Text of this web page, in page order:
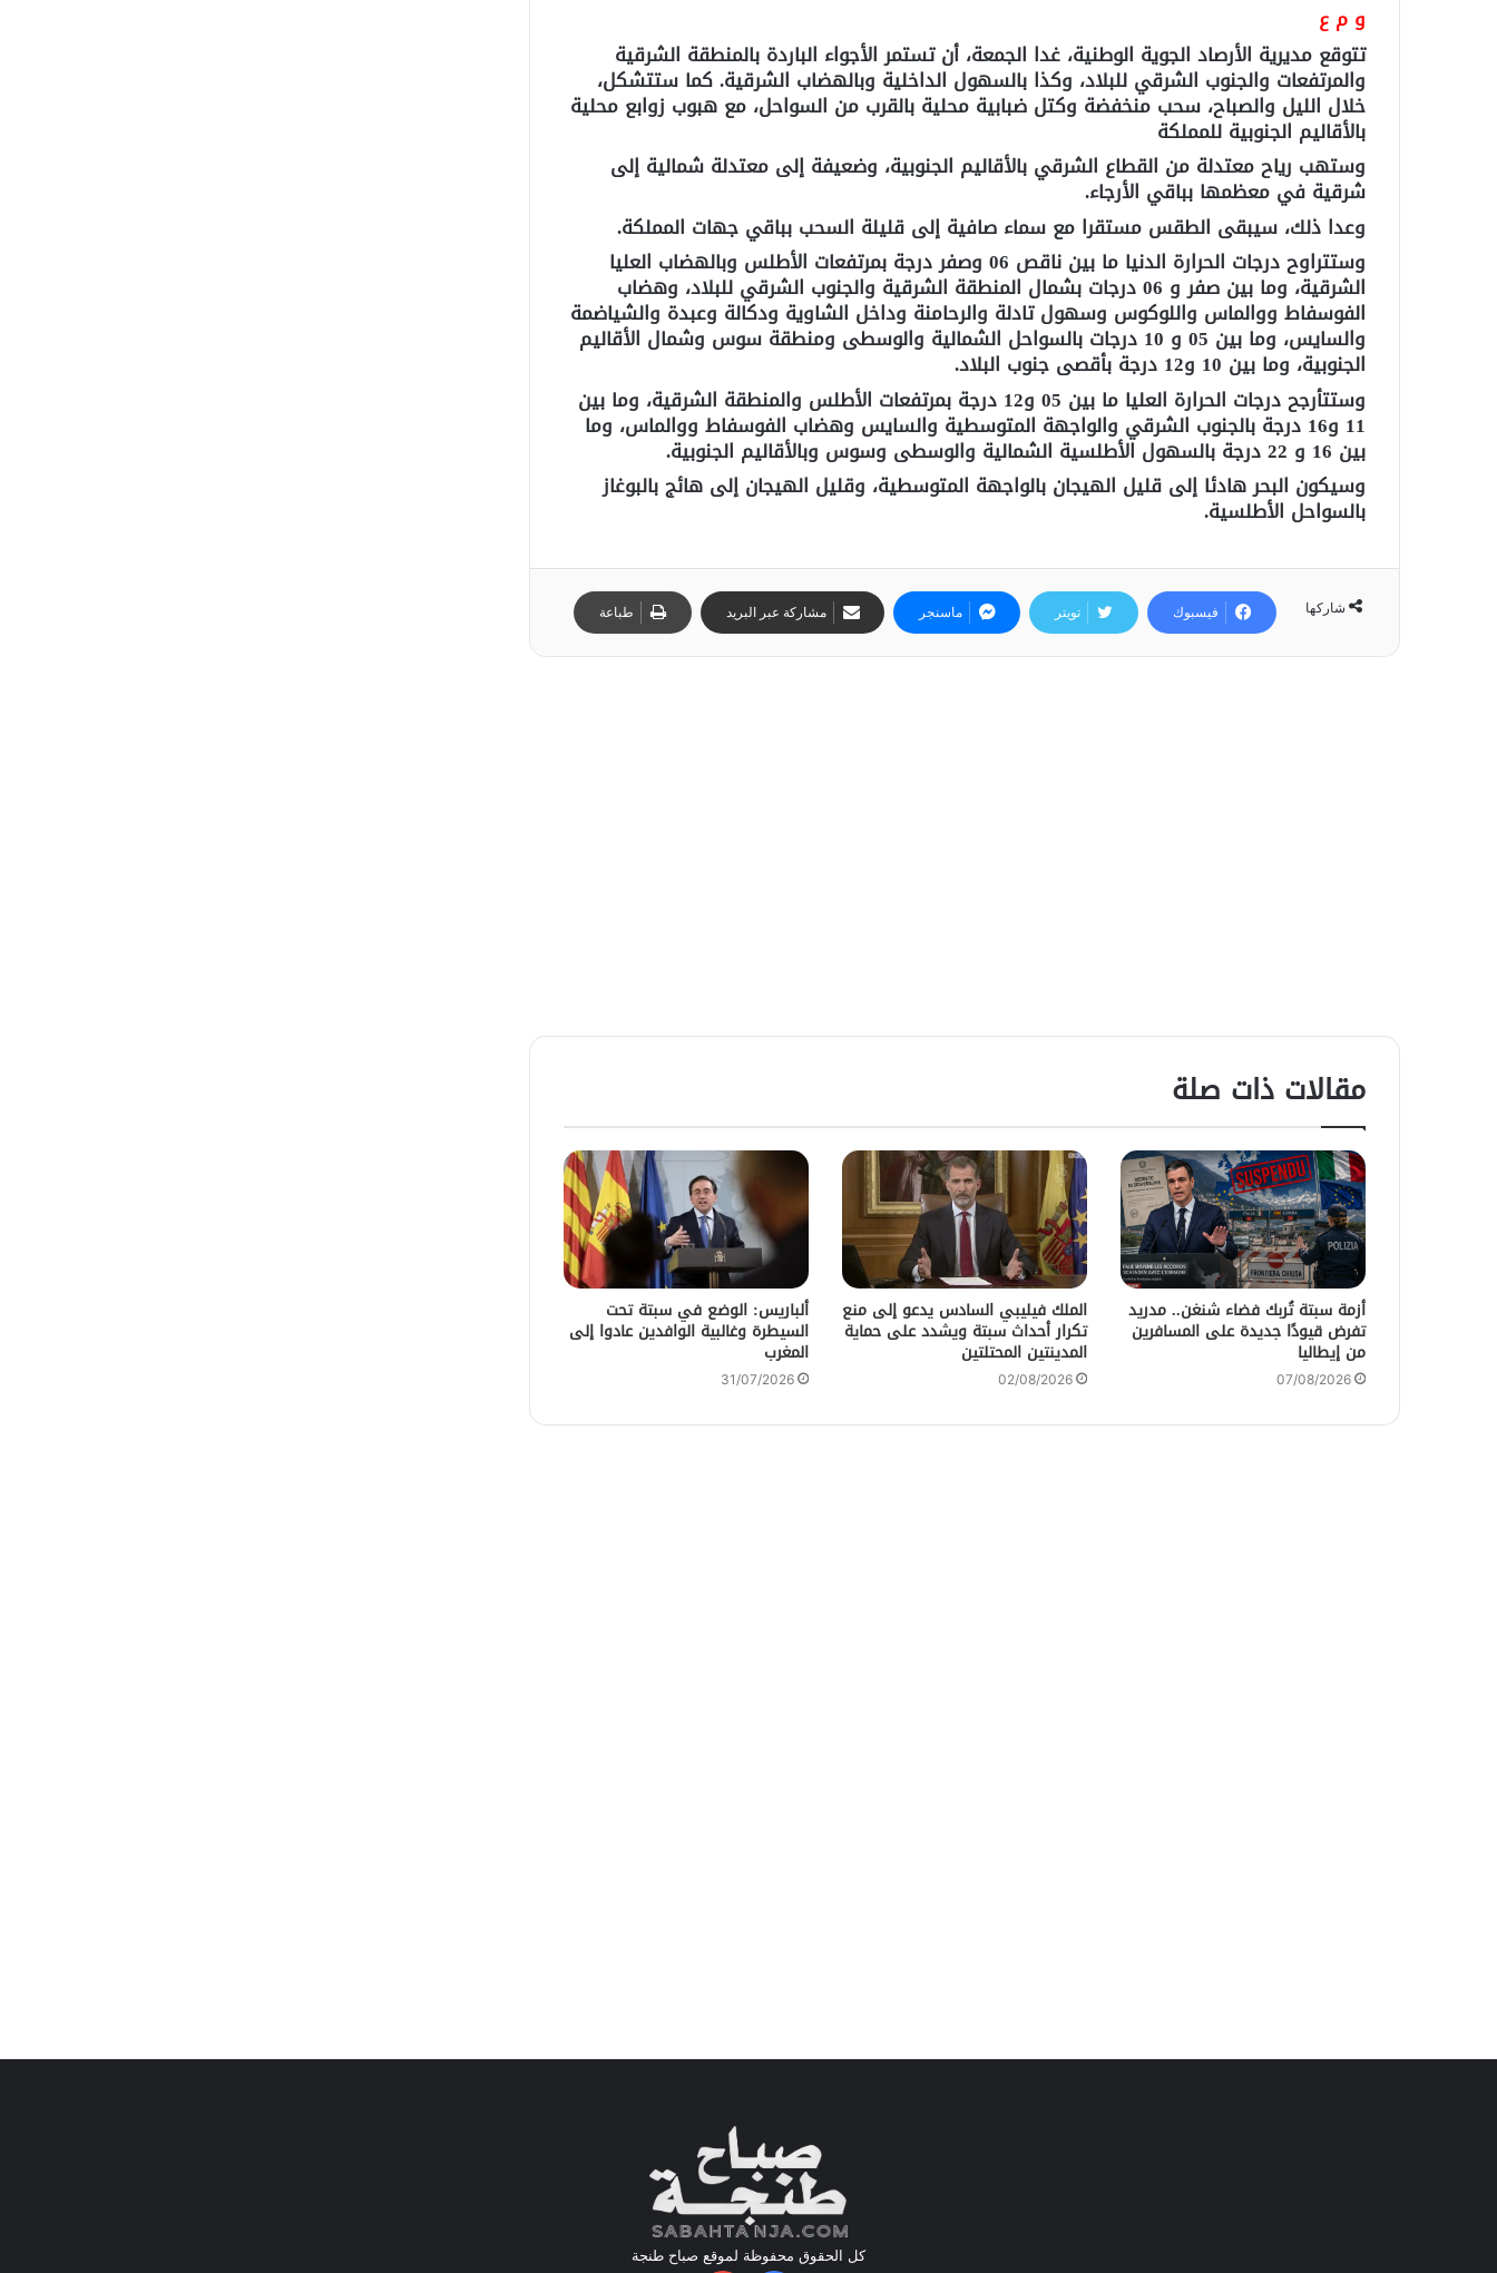
و م ع
تتوقع مديرية الأرصاد الجوية الوطنية، غدا الجمعة، أن تستمر الأجواء الباردة بالمنطقة الشرقية
والمرتفعات والجنوب الشرقي للبلاد، وكذا بالسهول الداخلية وبالهضاب الشرقية. كما ستتشكل،
خلال الليل والصباح، سحب منخفضة وكتل ضبابية محلية بالقرب من السواحل، مع هبوب زوابع محلية
بالأقاليم الجنوبية للمملكة
وستهب رياح معتدلة من القطاع الشرقي بالأقاليم الجنوبية، وضعيفة إلى معتدلة شمالية إلى
شرقية في معظمها بباقي الأرجاء.
وعدا ذلك، سيبقى الطقس مستقرا مع سماء صافية إلى قليلة السحب بباقي جهات المملكة.
وستتراوح درجات الحرارة الدنيا ما بين ناقص 06 وصفر درجة بمرتفعات الأطلس وبالهضاب العليا
الشرقية، وما بين صفر و 06 درجات بشمال المنطقة الشرقية والجنوب الشرقي للبلاد، وهضاب
الفوسفاط ووالماس واللوكوس وسهول تادلة والرحامنة وداخل الشاوية ودكالة وعبدة والشياضمة
والسايس، وما بين 05 و 10 درجات بالسواحل الشمالية والوسطى ومنطقة سوس وشمال الأقاليم
الجنوبية، وما بين 10 و12 درجة بأقصى جنوب البلاد.
وستتأرجح درجات الحرارة العليا ما بين 05 و12 درجة بمرتفعات الأطلس والمنطقة الشرقية، وما بين
11 و16 درجة بالجنوب الشرقي والواجهة المتوسطية والسايس وهضاب الفوسفاط ووالماس، وما
بين 16 و 22 درجة بالسهول الأطلسية الشمالية والوسطى وسوس وبالأقاليم الجنوبية.
وسيكون البحر هادئا إلى قليل الهيجان بالواجهة المتوسطية، وقليل الهيجان إلى هائج بالبوغاز
بالسواحل الأطلسية.
شاركها فيسبوك تويتر ماسنجر مشاركة عبر البريد طباعة
مقالات ذات صلة
أزمة سبتة تُربك فضاء شنغن.. مدريد
تفرض قيودًا جديدة على المسافرين
من إيطاليا
07/08/2026
الملك فيليبي السادس يدعو إلى منع
تكرار أحداث سبتة ويشدد على حماية
المدينتين المحتلتين
02/08/2026
ألباريس: الوضع في سبتة تحت
السيطرة وغالبية الوافدين عادوا إلى
المغرب
31/07/2026
كل الحقوق محفوظة لموقع صباح طنجة